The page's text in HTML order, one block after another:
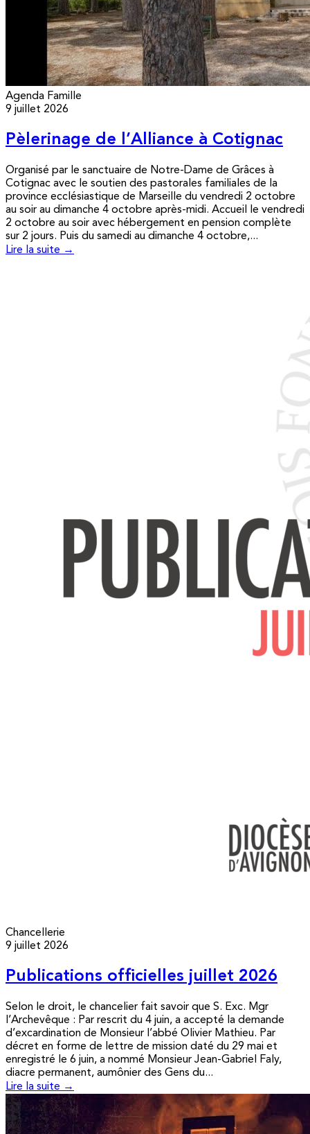
Agenda Famille
9 juillet 2026
Pèlerinage de l’Alliance à Cotignac
Organisé par le sanctuaire de Notre-Dame de Grâces à
Cotignac avec le soutien des pastorales familiales de la
province ecclésiastique de Marseille du vendredi 2 octobre
au soir au dimanche 4 octobre après-midi. Accueil le vendredi
2 octobre au soir avec hébergement en pension complète
sur 2 jours. Puis du samedi au dimanche 4 octobre,...
Lire la suite →
Chancellerie
9 juillet 2026
Publications officielles juillet 2026
Selon le droit, le chancelier fait savoir que S. Exc. Mgr
l’Archevêque : Par rescrit du 4 juin, a accepté la demande
d’excardination de Monsieur l’abbé Olivier Mathieu. Par
décret en forme de lettre de mission daté du 29 mai et
enregistré le 6 juin, a nommé Monsieur Jean-Gabriel Faly,
diacre permanent, aumônier des Gens du...
Lire la suite →